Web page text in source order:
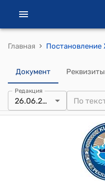
Главная ›
Документ Реквизиты
Редакция
26.06.2013